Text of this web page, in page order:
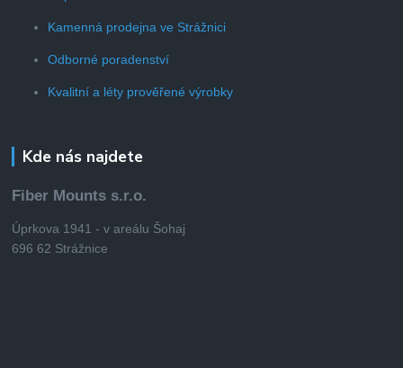
Kamenná prodejna ve Strážnici
Odborné poradenství
Kvalitní a léty prověřené výrobky
Kde nás najdete
Fiber Mounts s.r.o.
Úprkova 1941 - v areálu Šohaj
696 62 Strážnice